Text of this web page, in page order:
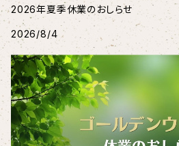
2026年夏季休業のおしらせ
2026/8/4